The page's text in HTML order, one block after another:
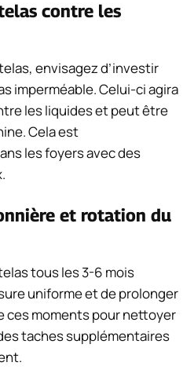
contre les
envisagez d’investir
imperméable. Celui-ci agira
les liquides et peut être
Cela est
les foyers avec des
et rotation du
tous les 3-6 mois
uniforme et de prolonger
ces moments pour nettoyer
taches supplémentaires